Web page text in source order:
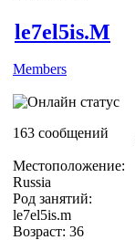
le7el5is.M
Members
163 сообщений
Местоположение:
Russia
Род занятий:
le7el5is.m
Возраст: 36